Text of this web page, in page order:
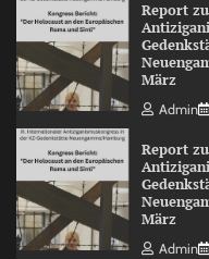
Report
März
Admin
Report
März
Admin